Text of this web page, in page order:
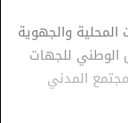
والجهوية
للجهات
المدني